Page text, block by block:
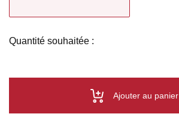
Quantité souhaitée :
Ajouter au panier